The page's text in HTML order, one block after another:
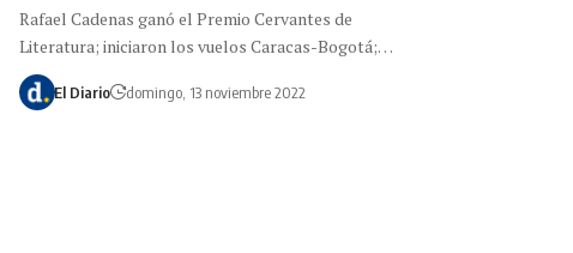
Rafael Cadenas ganó el Premio Cervantes de
Literatura; iniciaron los vuelos Caracas-Bogotá;…
El Diario domingo, 13 noviembre 2022